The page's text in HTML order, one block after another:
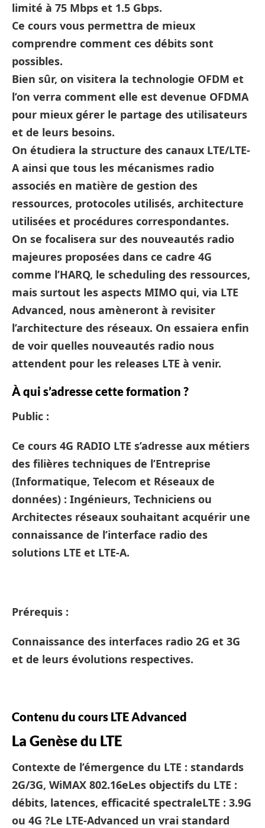
limité à 75 Mbps et 1.5 Gbps.
Ce cours vous permettra de mieux
comprendre comment ces débits sont
possibles.
Bien sûr, on visitera la technologie OFDM et
l’on verra comment elle est devenue OFDMA
pour mieux gérer le partage des utilisateurs
et de leurs besoins.
On étudiera la structure des canaux LTE/LTE-
A ainsi que tous les mécanismes radio
associés en matière de gestion des
ressources, protocoles utilisés, architecture
utilisées et procédures correspondantes.
On se focalisera sur des nouveautés radio
majeures proposées dans ce cadre 4G
comme l’HARQ, le scheduling des ressources,
mais surtout les aspects MIMO qui, via LTE
Advanced, nous amèneront à revisiter
l’architecture des réseaux. On essaiera enfin
de voir quelles nouveautés radio nous
attendent pour les releases LTE à venir.
À qui s’adresse cette formation ?
Public :
Ce cours 4G RADIO LTE s’adresse aux métiers
des filières techniques de l’Entreprise
(Informatique, Telecom et Réseaux de
données) : Ingénieurs, Techniciens ou
Architectes réseaux souhaitant acquérir une
connaissance de l’interface radio des
solutions LTE et LTE-A.
Prérequis :
Connaissance des interfaces radio 2G et 3G
et de leurs évolutions respectives.
Contenu du cours LTE Advanced
La Genèse du LTE
Contexte de l’émergence du LTE : standards
2G/3G, WiMAX 802.16eLes objectifs du LTE :
débits, latences, efficacité spectraleLTE : 3.9G
ou 4G ?Le LTE-Advanced un vrai standard